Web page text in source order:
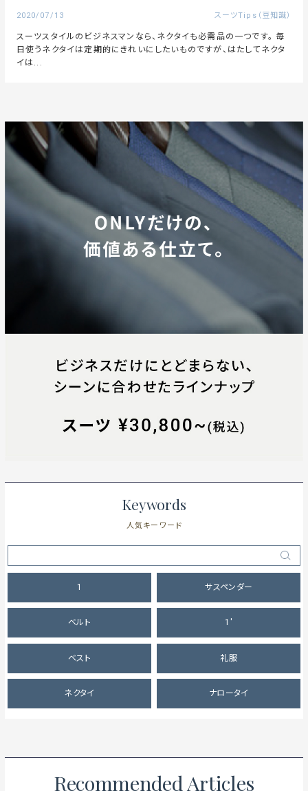
2020/07/13 スーツTips（豆知識）
スーツスタイルのビジネスマンなら、ネクタイも必需品の一つです。 毎
日使うネクタイは定期的にきれいにしたいものですが、はたしてネクタ
イは...
Keywords
人気キーワード
1 サスペンダー
ベルト 1'
ベスト 礼服
ネクタイ ナロータイ
Recommended Articles